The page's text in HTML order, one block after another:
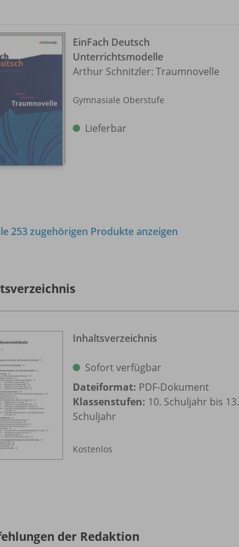
EinFach Deutsch
Unterrichtsmodelle
Arthur Schnitzler: Traumnovelle
Gymnasiale Oberstufe
Lieferbar
253 zugehörigen Produkte anzeigen
Inhaltsverzeichnis
Sofort verfügbar
Dateiformat: PDF-Dokument
Klassenstufen: 10. Schuljahr bis 13.
Schuljahr
Kostenlos
der Redaktion